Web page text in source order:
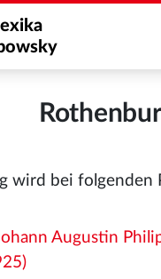
wird bei folgenden
Augustin